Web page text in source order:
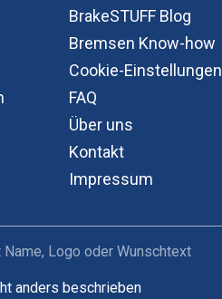
BrakeSTUFF Blog
Bremsen Know-how
Cookie-Einstellungen
FAQ
Über uns
Kontakt
Impressum
Logo oder Wunschtext
anders beschrieben